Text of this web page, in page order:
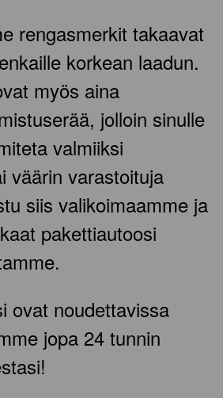
rengasmerkit takaavat
korkean laadun.
myös aina
jolloin sinulle
valmiiksi
väärin varastoituja
siis valikoimaamme ja
pakettiautoosi
ovat noudettavissa
jopa 24 tunnin